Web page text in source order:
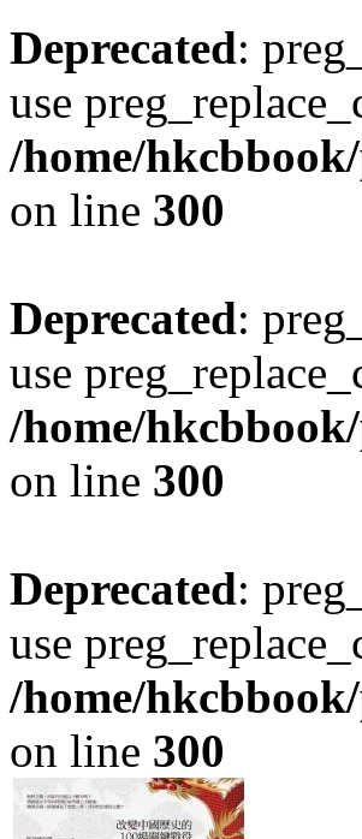
Deprecated:
use
/home/
on line 300
Deprecated:
use
/home/
on line 300
Deprecated:
use
/home/
on line 300